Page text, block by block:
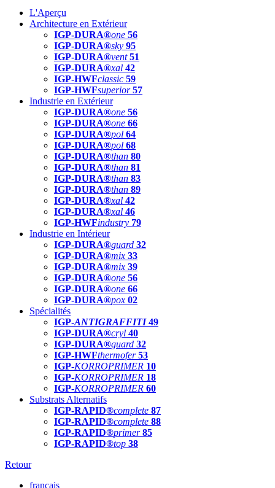
L'Aperçu
Architecture en Extérieur
IGP-DURA®one 56
IGP-DURA®sky 95
IGP-DURA®vent 51
IGP-DURA®xal 42
IGP-HWFclassic 59
IGP-HWFsuperior 57
Industrie en Extérieur
IGP-DURA®one 56
IGP-DURA®one 66
IGP-DURA®pol 64
IGP-DURA®pol 68
IGP-DURA®than 80
IGP-DURA®than 81
IGP-DURA®than 83
IGP-DURA®than 89
IGP-DURA®xal 42
IGP-DURA®xal 46
IGP-HWFindustry 79
Industrie en Intérieur
IGP-DURA®guard 32
IGP-DURA®mix 33
IGP-DURA®mix 39
IGP-DURA®one 56
IGP-DURA®one 66
IGP-DURA®pox 02
Spécialités
IGP-ANTIGRAFFITI49
IGP-DURA®cryl 40
IGP-DURA®guard 32
IGP-HWFthermofer 53
IGP-KORROPRIMER 10
IGP-KORROPRIMER 18
IGP-KORROPRIMER 60
Substrats Alternatifs
IGP-RAPID®complete 87
IGP-RAPID®complete 88
IGP-RAPID®primer 85
IGP-RAPID®top 38
Retour
français